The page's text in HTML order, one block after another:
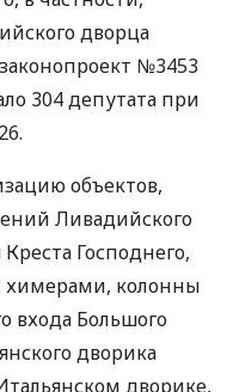
дворца
№3453
304 депутата при
объектов,
Ливадийского
Господнего,
химерами, колонны
входа Большого
дворика
дворике,